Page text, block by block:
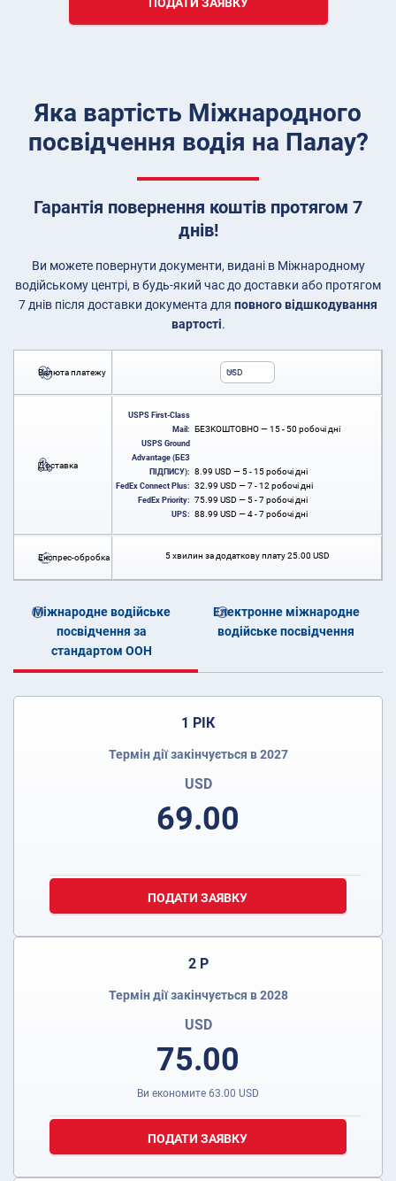
Яка вартість Міжнародного
посвідчення водія на Палау?
Гарантія повернення коштів протягом 7
днів!
Ви можете повернути документи, видані в Міжнародному
водійському центрі, в будь-який час до доставки або протягом
7 днів після доставки документа для повного відшкодування
вартості.
Валюта платежу USD
Доставка
USPS First-Class
Mail:
БЕЗКОШТОВНО — 15 - 50 робочі дні
USPS Ground
Advantage (БЕЗ
ПІДПИСУ): 8.99 USD — 5 - 15 робочі дні
FedEx Connect Plus: 32.99 USD — 7 - 12 робочі дні
FedEx Priority: 75.99 USD — 5 - 7 робочі дні
UPS: 88.99 USD — 4 - 7 робочі дні
Експрес-обробка 5 хвилин за додаткову плату25.00 USD
Міжнародне водійське
посвідчення за
стандартом ООН
Електронне міжнародне
водійське посвідчення
1 РІК
Термін дії закінчується в 2027
USD
69.00
ПОДАТИ ЗАЯВКУ
2 Р
Термін дії закінчується в 2028
USD
75.00
Ви економите 63.00 USD
ПОДАТИ ЗАЯВКУ